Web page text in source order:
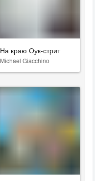
На краю Оук-стрит
Michael Giacchino